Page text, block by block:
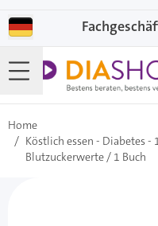
Home
/ Köstlich essen - Diabetes -
Blutzuckerwerte / 1 Buch